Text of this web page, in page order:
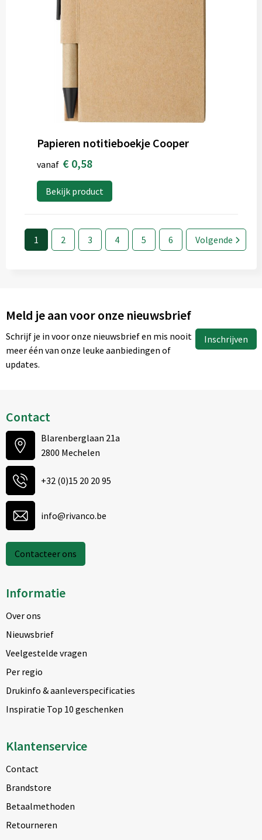
Papieren notitieboekje Cooper
vanaf € 0,58
Bekijk product
1 2 3 4 5 6 Volgende
Meld je aan voor onze nieuwsbrief
Schrijf je in voor onze nieuwsbrief en mis nooit
meer één van onze leuke aanbiedingen of
updates.
Inschrijven
Contact
Blarenberglaan 21a
2800 Mechelen
+32 (0)15 20 20 95
info@rivanco.be
Contacteer ons
Informatie
Over ons
Nieuwsbrief
Veelgestelde vragen
Per regio
Drukinfo & aanleverspecificaties
Inspiratie Top 10 geschenken
Klantenservice
Contact
Brandstore
Betaalmethoden
Retourneren